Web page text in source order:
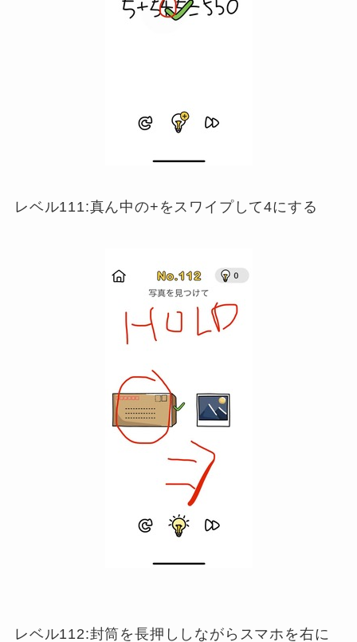
レベル111:真ん中の+をスワイプして4にする
レベル112:封筒を長押ししながらスマホを右に